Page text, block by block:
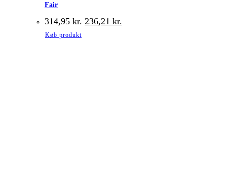
Fair
314,95kr. Den
oprindelige
236,21 kr.
Køb produkt